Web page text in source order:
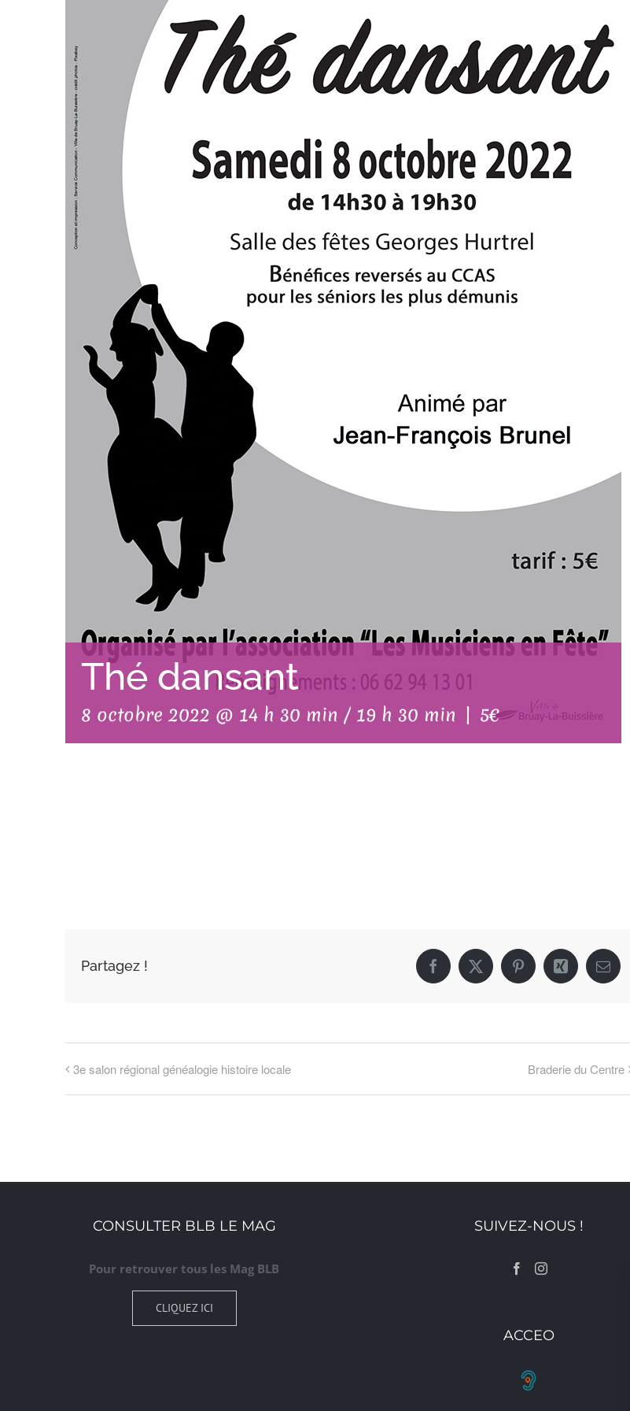
Thé dansant
8 octobre 2022 @ 14 h 30 min / 19 h 30 min | 5€
Partagez ! Facebook
X PinterestXing Email
3e salon régional généalogie histoire locale Braderie du Centre
CONSULTER BLB LE MAG
Pour retrouver tous les Mag BLB
CLIQUEZ ICI
SUIVEZ-NOUS !
ACCEO